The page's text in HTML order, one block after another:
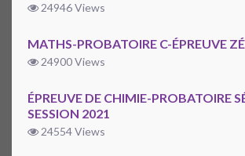
24946 Views
MATHS-PROBATOIRE C-ÉPREUVE
24900 Views
ÉPREUVE DE CHIMIE-PROBATOIRE
SESSION 2021
24554 Views